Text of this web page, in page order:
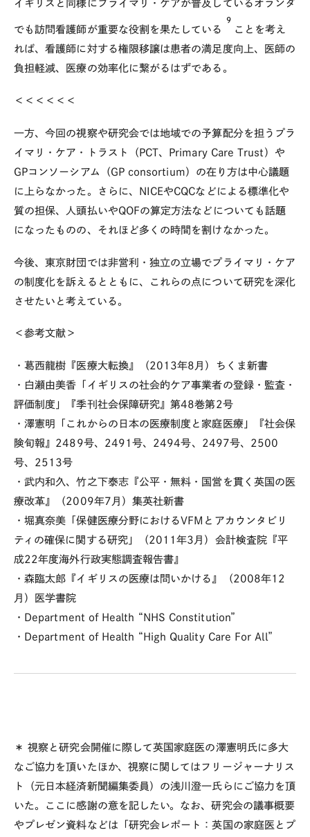
イギリスと同様にプライマリ・ケアが普及しているオランダ
でも訪問看護師が重要な役割を果たしている
9
ことを考え
れば、看護師に対する権限移譲は患者の満足度向上、医師の
負担軽減、医療の効率化に繋がるはずである。
＜＜＜＜＜＜
一方、今回の視察や研究会では地域での予算配分を担うプラ
イマリ・ケア・トラスト（PCT、Primary Care Trust）や
GPコンソーシアム（GP consortium）の在り方は中心議題
に上らなかった。さらに、NICEやCQCなどによる標準化や
質の担保、人頭払いやQOFの算定方法などについても話題
になったものの、それほど多くの時間を割けなかった。
今後、東京財団では非営利・独立の立場でプライマリ・ケア
の制度化を訴えるとともに、これらの点について研究を深化
させたいと考えている。
＜参考文献＞
・葛西龍樹『医療大転換』（2013年8月）ちくま新書
・白瀬由美香「イギリスの社会的ケア事業者の登録・監査・
評価制度」『季刊社会保障研究』第48巻第2号
・澤憲明「これからの日本の医療制度と家庭医療」『社会保
険旬報』2489号、2491号、2494号、2497号、2500
号、2513号
・武内和久、竹之下泰志『公平・無料・国営を貫く英国の医
療改革』（2009年7月）集英社新書
・堀真奈美「保健医療分野におけるVFMとアカウンタビリ
ティの確保に関する研究」（2011年3月）会計検査院『平
成22年度海外行政実態調査報告書』
・森臨太郎『イギリスの医療は問いかける』（2008年12
月）医学書院
・Department of Health “NHS Constitution”
・Department of Health “High Quality Care For All”
＊視察と研究会開催に際して英国家庭医の澤憲明氏に多大
なご協力を頂いたほか、視察に関してはフリージャーナリス
ト（元日本経済新聞編集委員）の浅川澄一氏らにご協力を頂
いた。ここに感謝の意を記したい。なお、研究会の議事概要
やプレゼン資料などは「研究会レポート：英国の家庭医とプ